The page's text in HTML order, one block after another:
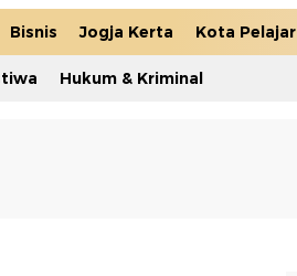
Bisnis Jogja Kerta Kota Pelajar
Hukum & Kriminal